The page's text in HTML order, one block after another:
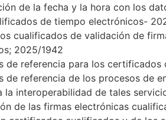
de la fecha y la hora con los
de tiempo electrónicos-
cualificados de validación de
2025/1942
de referencia para los
de referencia de los procesos de
la interoperabilidad de tales
de las firmas electrónicas